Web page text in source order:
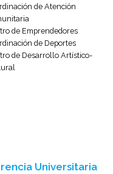
de Atención
de Emprendedores
de Deportes
de Desarrollo Artístico-
Universitaria